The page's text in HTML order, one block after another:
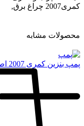
کمری2007 چراغ برق,
محصولات مشابه
پمپ بنزین کمری 2007 اصلی